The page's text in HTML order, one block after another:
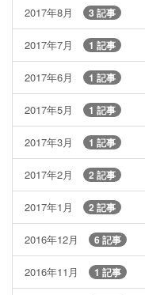
2017年8月 3 記事
2017年7月 1 記事
2017年6月 1 記事
2017年5月 1 記事
2017年3月 1 記事
2017年2月 2 記事
2017年1月 2 記事
2016年12月 6 記事
2016年11月 1 記事